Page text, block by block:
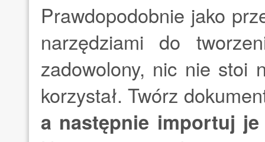
Prawdopodobnie jako
narzędziami do
zadowolony, nic nie stoi
korzystał. Twórz
a następnie importuj je